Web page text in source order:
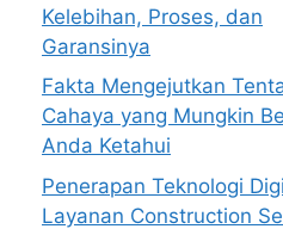
Kelebihan, Proses, dan
Garansinya
Fakta Mengejutkan
Cahaya yang Mungkin
Anda Ketahui
Penerapan Teknologi
Layanan Construction